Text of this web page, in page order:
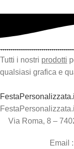
Tutti i nostri prodotti
qualsiasi grafica e
Via Roma, 8 –
Email :